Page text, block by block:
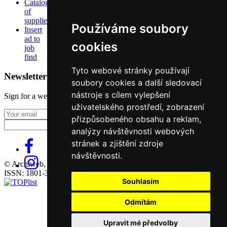
Používáme soubory
cookies
Tyto webové stránky používají
soubory cookies a další sledovací
nástroje s cílem vylepšení
uživatelského prostředí, zobrazení
přizpůsobeného obsahu a reklam,
analýzy návštěvnosti webových
stránek a zjištění zdroje
návštěvnosti.
Souhlasím
Odmítám
Upravit mé předvolby
Catalog
of
suppliers
Insert
ad to
job
find
Newsletter
Sign for a weekly newsletter:
Fill in „nospam“
© Archiweb, s.r.o. 1997-2026
ISSN: 1801-3902